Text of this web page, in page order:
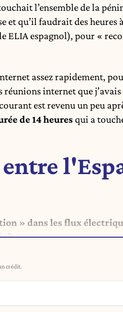
l’ensemble de la
qu’il faudrait des heures
ELIA espagnol), pour «
assez rapidement,
internet que
est revenu un peu
de 14 heures qui a
» dans les flux
?
crédit.